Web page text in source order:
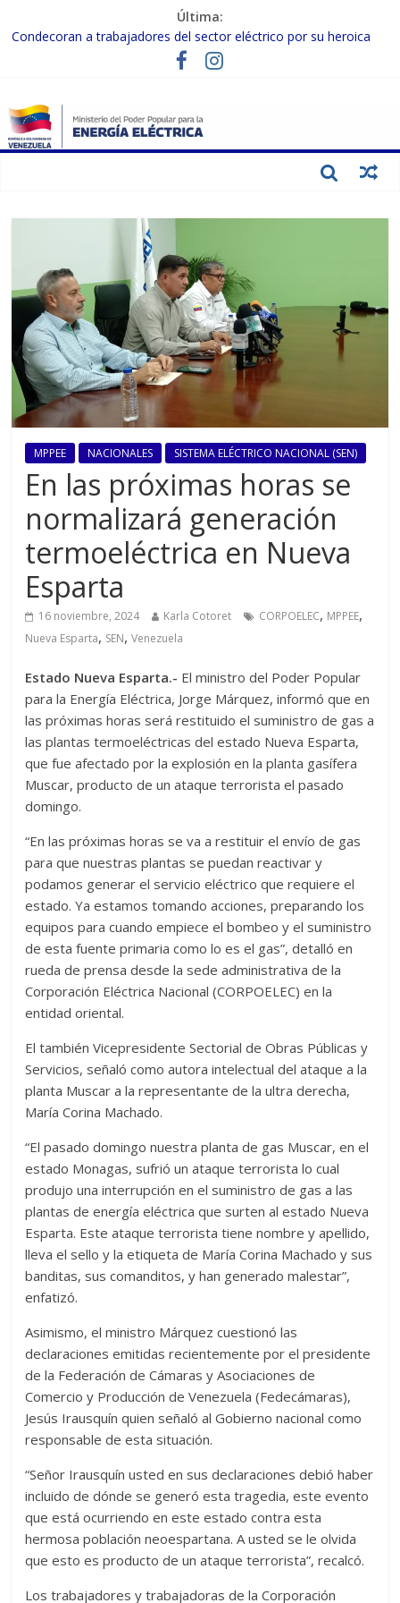
Última:
Condecoran a trabajadores del sector eléctrico por su heroica
labor tras el doble sismo del 24-J
Gobierno Nacional coordina acciones con el sector privado para
Inspeccionan trabajos de rehabilitación en instalaciones del SEN
en Carabobo
Gobierno Nacional activa plan preventivo para fortalecer el SEN
MPPEE NACIONALES SISTEMA ELÉCTRICO NACIONAL (SEN)
En las próximas horas se
normalizará generación
termoeléctrica en Nueva
Esparta
16 noviembre, 2024 Karla Cotoret CORPOELEC, MPPEE,
Nueva Esparta, SEN,Venezuela
Estado Nueva Esparta.- El ministro del Poder Popular
para la Energía Eléctrica, Jorge Márquez, informó que en
las próximas horas será restituido el suministro de gas a
las plantas termoeléctricas del estado Nueva Esparta,
que fue afectado por la explosión en la planta gasífera
Muscar, producto de un ataque terrorista el pasado
domingo.
“En las próximas horas se va a restituir el envío de gas
para que nuestras plantas se puedan reactivar y
podamos generar el servicio eléctrico que requiere el
estado. Ya estamos tomando acciones, preparando los
equipos para cuando empiece el bombeo y el suministro
de esta fuente primaria como lo es el gas”, detalló en
rueda de prensa desde la sede administrativa de la
Corporación Eléctrica Nacional (CORPOELEC) en la
entidad oriental.
El también Vicepresidente Sectorial de Obras Públicas y
Servicios, señaló como autora intelectual del ataque a la
planta Muscar a la representante de la ultra derecha,
María Corina Machado.
“El pasado domingo nuestra planta de gas Muscar, en el
estado Monagas, sufrió un ataque terrorista lo cual
produjo una interrupción en el suministro de gas a las
plantas de energía eléctrica que surten al estado Nueva
Esparta. Este ataque terrorista tiene nombre y apellido,
lleva el sello y la etiqueta de María Corina Machado y sus
banditas, sus comanditos, y han generado malestar”,
enfatizó.
Asimismo, el ministro Márquez cuestionó las
declaraciones emitidas recientemente por el presidente
de la Federación de Cámaras y Asociaciones de
Comercio y Producción de Venezuela (Fedecámaras),
Jesús Irausquín quien señaló al Gobierno nacional como
responsable de esta situación.
“Señor Irausquín usted en sus declaraciones debió haber
incluido de dónde se generó esta tragedia, este evento
que está ocurriendo en este estado contra esta
hermosa población neoespartana. A usted se le olvida
que esto es producto de un ataque terrorista”, recalcó.
Los trabajadores y trabajadoras de la Corporación